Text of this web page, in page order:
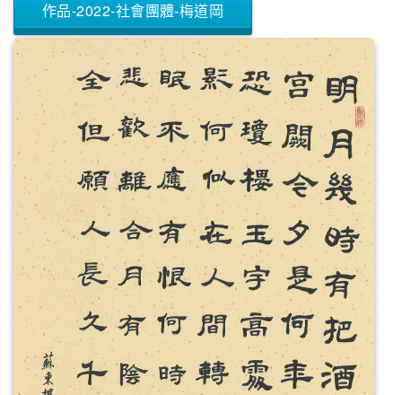
作品-2022-社會團體-梅道岡